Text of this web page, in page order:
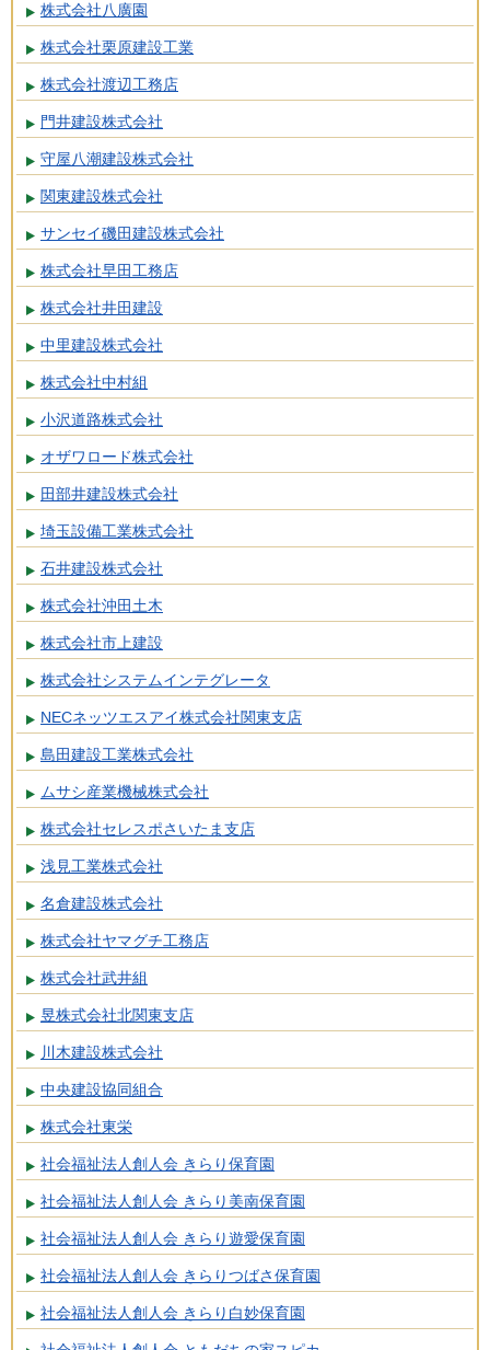
株式会社八廣園
株式会社栗原建設工業
株式会社渡辺工務店
門井建設株式会社
守屋八潮建設株式会社
関東建設株式会社
サンセイ磯田建設株式会社
株式会社早田工務店
株式会社井田建設
中里建設株式会社
株式会社中村組
小沢道路株式会社
オザワロード株式会社
田部井建設株式会社
埼玉設備工業株式会社
石井建設株式会社
株式会社沖田土木
株式会社市上建設
株式会社システムインテグレータ
NECネッツエスアイ株式会社関東支店
島田建設工業株式会社
ムサシ産業機械株式会社
株式会社セレスポさいたま支店
浅見工業株式会社
名倉建設株式会社
株式会社ヤマグチ工務店
株式会社武井組
昱株式会社北関東支店
川木建設株式会社
中央建設協同組合
株式会社東栄
社会福祉法人創人会 きらり保育園
社会福祉法人創人会 きらり美南保育園
社会福祉法人創人会 きらり遊愛保育園
社会福祉法人創人会 きらりつばさ保育園
社会福祉法人創人会 きらり白妙保育園